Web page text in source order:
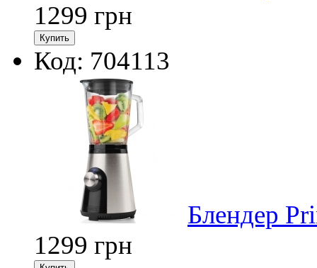
1299 грн
Код: 704113
Блендер
1299 грн